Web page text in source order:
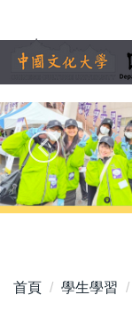
主
內
容
區
首頁 學生學習